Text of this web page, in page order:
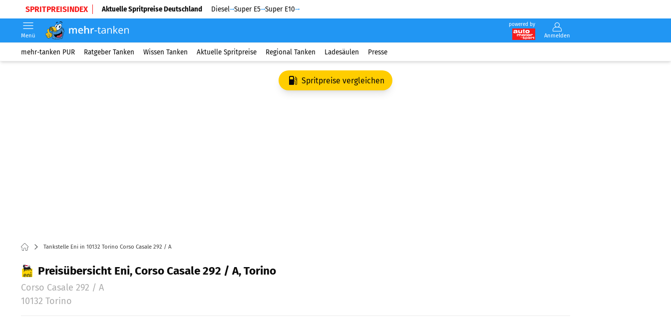
SPRITPREISINDEX Aktuelle Spritpreise Deutschland Diesel Super E5 Super E10
powered by
Anmelden
Menü
mehr-tanken PUR Ratgeber Tanken Wissen Tanken Aktuelle Spritpreise Regional Tanken Ladesäulen Presse
Spritpreise vergleichen
Tankstelle Eni in 10132 Torino Corso Casale 292 / A
Preisübersicht Eni, Corso Casale 292 / A, Torino
Corso Casale 292 / A
10132 Torino